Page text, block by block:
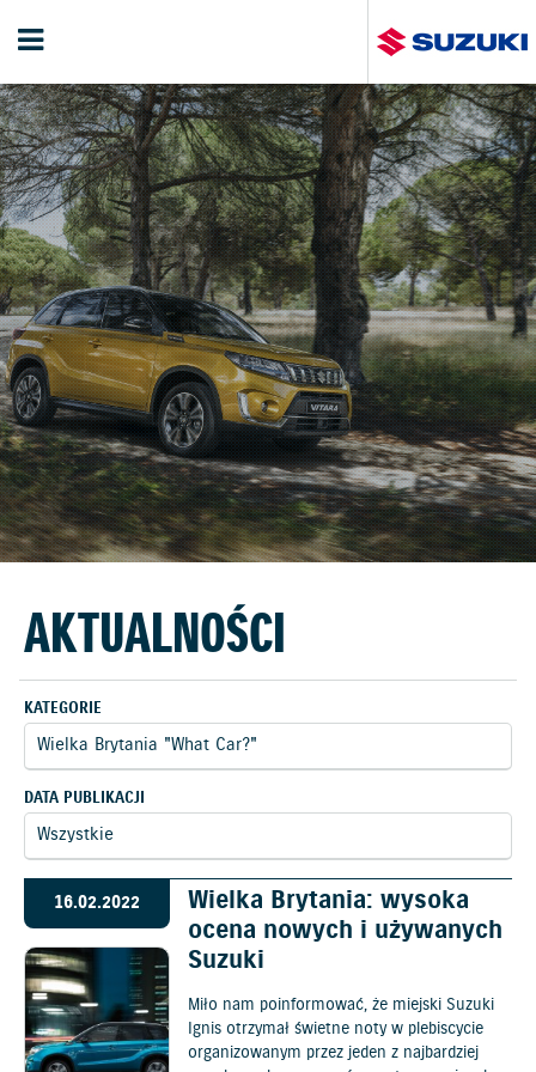
AKTUALNOŚCI
KATEGORIE
DATA PUBLIKACJI
16.02.2022
Wielka Brytania: wysoka
ocena nowych i używanych
Suzuki
Miło nam poinformować, że miejski Suzuki
Ignis otrzymał świetne noty w plebiscycie
organizowanym przez jeden z najbardziej